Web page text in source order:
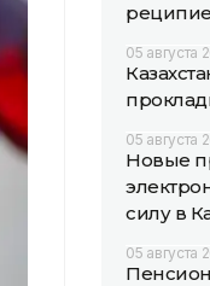
05 августа
05 августа
Новые
силу в
05 августа